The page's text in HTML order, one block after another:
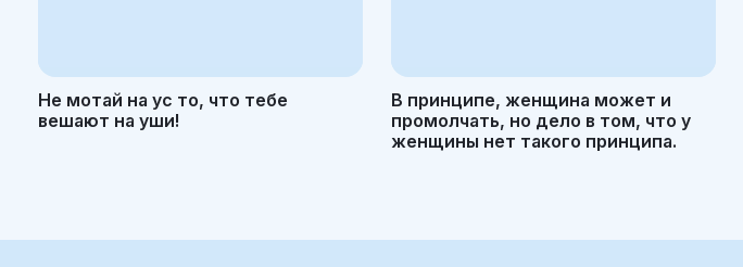
Не мотай на ус то, что тебе
вешают на уши!
В принципе, женщина может и
промолчать, но дело в том, что у
женщины нет такого принципа.